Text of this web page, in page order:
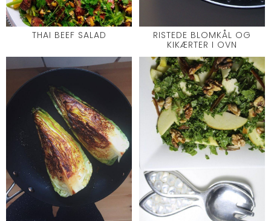
THAI BEEF SALAD
RISTEDE BLOMKÅL OG
KIKÆRTER I OVN